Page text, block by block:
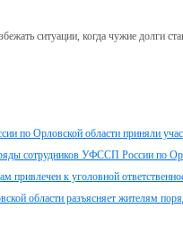
ситуации, когда чужие долги
по Орловской области приняли
сотрудников УФССП России по
привлечен к уголовной
области разъясняет жителям